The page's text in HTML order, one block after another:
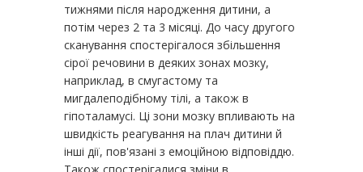
тижнями після народження дитини, а
потім через 2 та 3 місяці. До часу другого
сканування спостерігалося збільшення
сірої речовини в деяких зонах мозку,
наприклад, в смугастому та
мигдалеподібному тілі, а також в
гіпоталамусі. Ці зони мозку впливають на
швидкість реагування на плач дитини й
інші дії, пов'язані з емоційною відповіддю.